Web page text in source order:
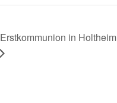
Erstkommunion in Holtheim